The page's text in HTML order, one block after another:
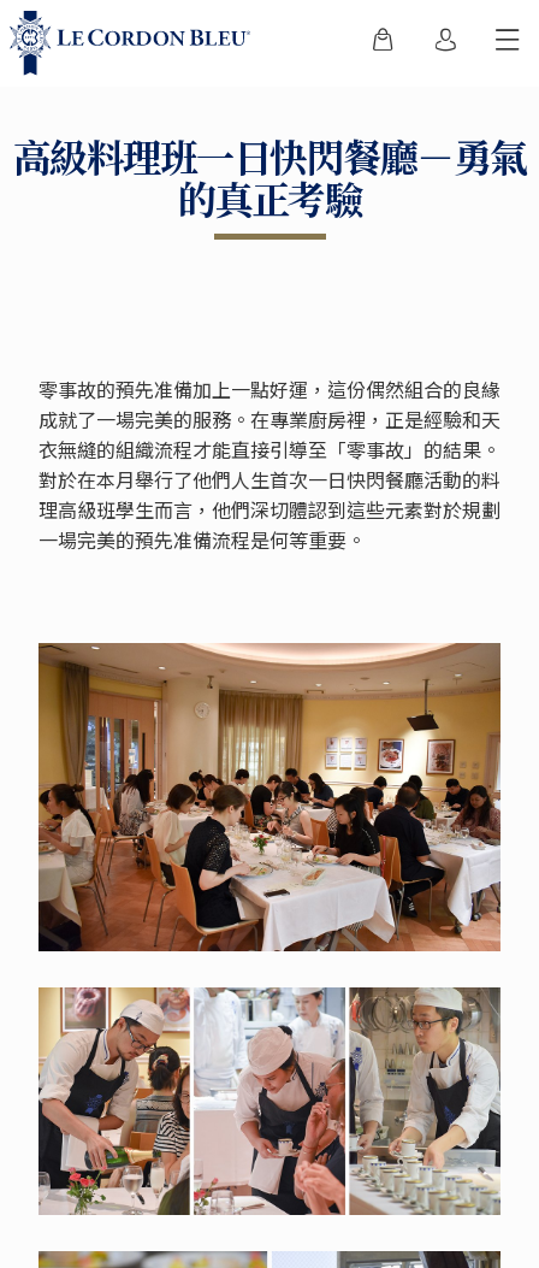
高級料理班一日快閃餐廳－勇氣
的真正考驗
零事故的預先准備加上一點好運，這份偶然組合的良緣
成就了一場完美的服務。在專業廚房裡，正是經驗和天
衣無縫的組織流程才能直接引導至「零事故」的結果。
對於在本月舉行了他們人生首次一日快閃餐廳活動的料
理高級班學生而言，他們深切體認到這些元素對於規劃
一場完美的預先准備流程是何等重要。